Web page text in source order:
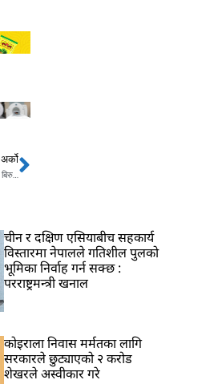
अर्को
कम्युनिष्ट पार्टीको बिरुद्धमा लड्नुपर्ने बेला भयोः देउवा Next
चीन र दक्षिण एसियाबीच सहकार्य
विस्तारमा नेपालले गतिशील पुलको
भूमिका निर्वाह गर्न सक्छ :
परराष्ट्रमन्त्री खनाल
कोइराला निवास मर्मतका लागि
सरकारले छुट्याएको २ करोड
शेखरले अस्वीकार गरे